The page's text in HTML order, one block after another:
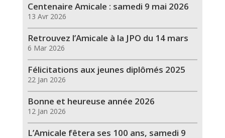
Centenaire Amicale : samedi 9 mai 2026
13 Avr 2026
Retrouvez l’Amicale à la JPO du 14 mars
6 Mar 2026
Félicitations aux jeunes diplômés 2025
22 Jan 2026
Bonne et heureuse année 2026
12 Jan 2026
L’Amicale fêtera ses 100 ans, samedi 9